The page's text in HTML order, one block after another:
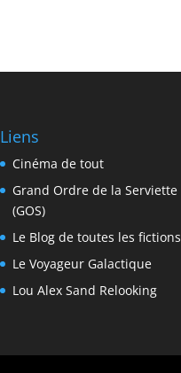
Liens
Cinéma de tout
Grand Ordre de la Serviette
(GOS)
Le Blog de toutes les fictions
Le Voyageur Galactique
Lou Alex Sand Relooking